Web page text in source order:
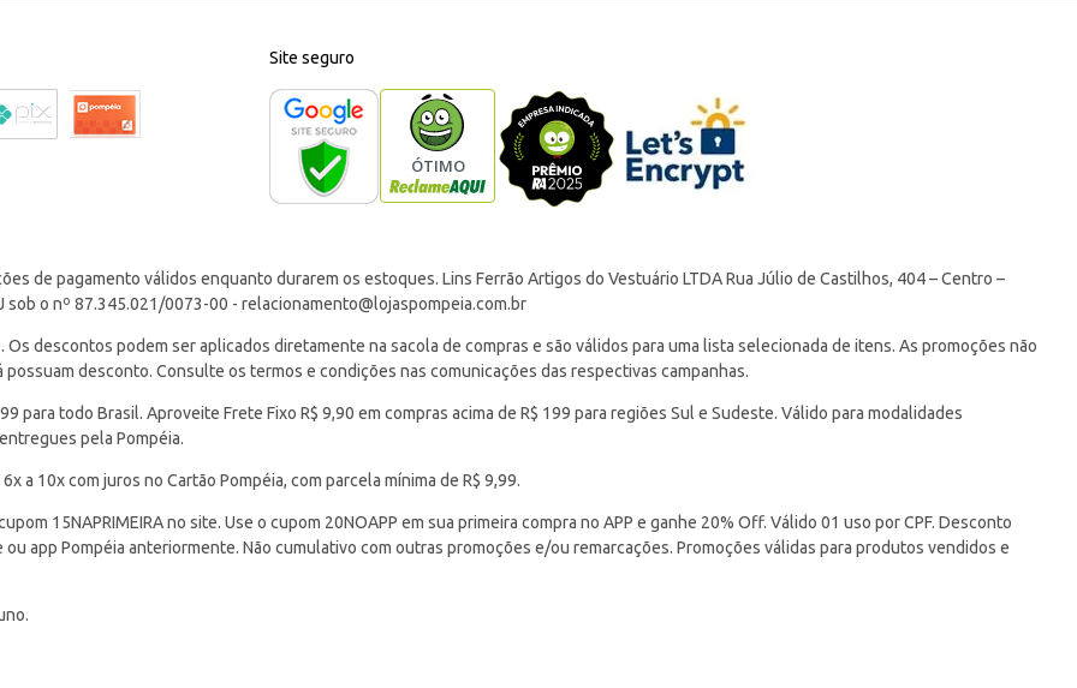
Site seguro
de pagamento válidos enquanto durarem os estoques. Lins Ferrão Artigos do Vestuário LTDA Rua Júlio de Castilhos, 404 – Centro –
sob o nº 87.345.021/0073-00 - relacionamento@lojaspompeia.com.br
descontos podem ser aplicados diretamente na sacola de compras e são válidos para uma lista selecionada de itens. As promoções não
desconto. Consulte os termos e condições nas comunicações das respectivas campanhas.
para todo Brasil. Aproveite Frete Fixo R$ 9,90 em compras acima de R$ 199 para regiões Sul e Sudeste. Válido para modalidades
pela Pompéia.
a 10x com juros no Cartão Pompéia, com parcela mínima de R$ 9,99.
15NAPRIMEIRA no site. Use o cupom 20NOAPP em sua primeira compra no APP e ganhe 20% Off. Válido 01 uso por CPF. Desconto
app Pompéia anteriormente. Não cumulativo com outras promoções e/ou remarcações. Promoções válidas para produtos vendidos e